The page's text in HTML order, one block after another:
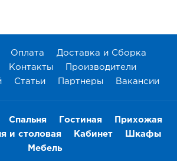
Оплата
Доставка и Сборка
Контакты
Производители
Статьи Партнеры Вакансии
Спальня Гостиная
Прихожая
и столовая Кабинет
Шкафы
Мебель